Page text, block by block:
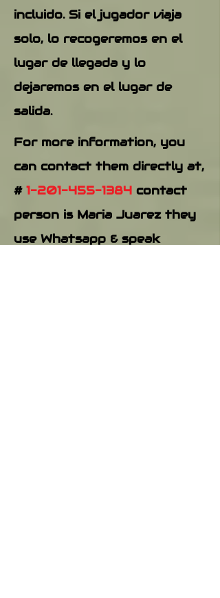
incluido. Si el jugador viaja
solo, lo recogeremos en el
lugar de llegada y lo
dejaremos en el lugar de
salida.
For more information, you
can contact them directly at,
# 1-201-455-1384 contact
person is Maria Juarez they
use Whatsapp & speak